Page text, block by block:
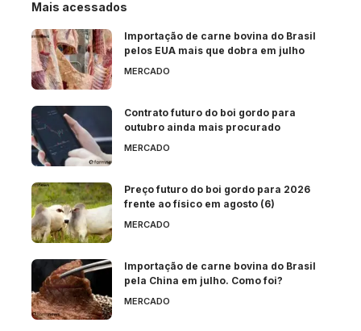
Mais acessados
Importação de carne bovina do Brasil
pelos EUA mais que dobra em julho
MERCADO
Contrato futuro do boi gordo para
outubro ainda mais procurado
MERCADO
Preço futuro do boi gordo para 2026
frente ao físico em agosto (6)
MERCADO
Importação de carne bovina do Brasil
pela China em julho. Como foi?
MERCADO